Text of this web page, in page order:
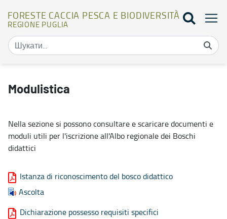
FORESTE CACCIA PESCA E BIODIVERSITÀ
REGIONE PUGLIA
Modulistica
Nella sezione si possono consultare e scaricare documenti e
moduli utili per l'iscrizione all'Albo regionale dei Boschi
didattici
Istanza di riconoscimento del bosco didattico
Ascolta
Dichiarazione possesso requisiti specifici